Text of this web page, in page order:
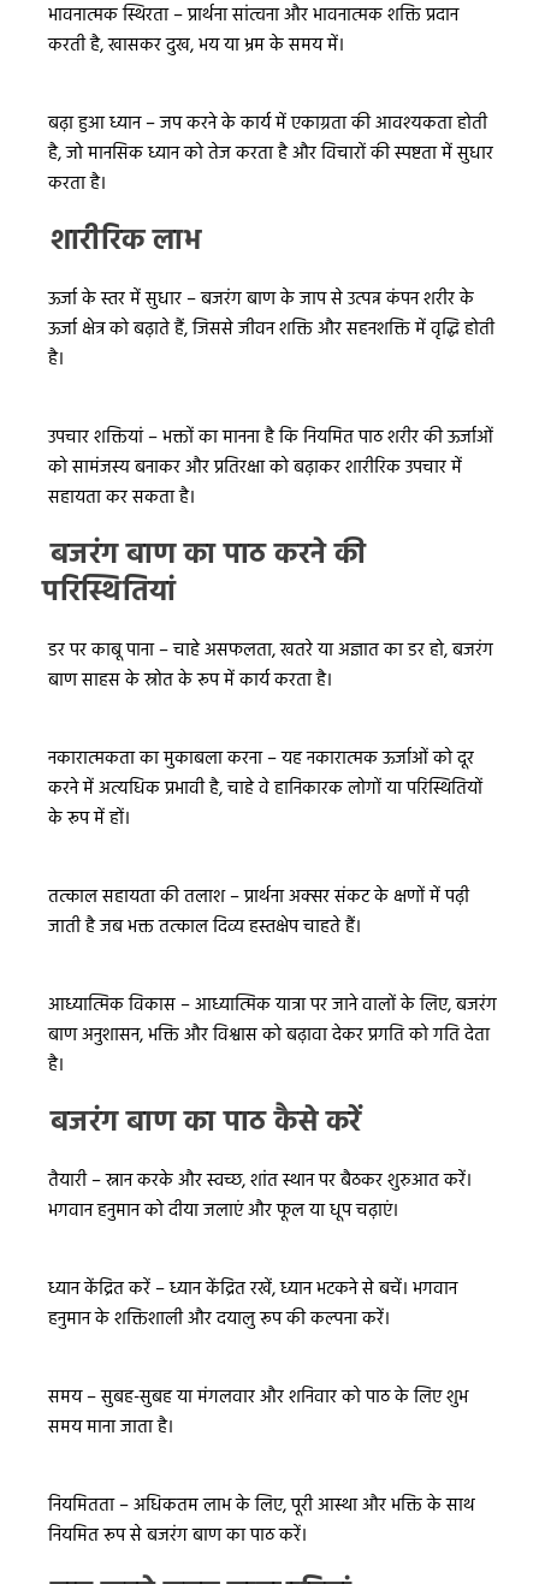
भावनात्मक स्थिरता – प्रार्थना सांत्वना और भावनात्मक शक्ति प्रदान
करती है, खासकर दुख, भय या भ्रम के समय में।
बढ़ा हुआ ध्यान – जप करने के कार्य में एकाग्रता की आवश्यकता होती
है, जो मानसिक ध्यान को तेज करता है और विचारों की स्पष्टता में सुधार
करता है।
शारीरिक लाभ
ऊर्जा के स्तर में सुधार – बजरंग बाण के जाप से उत्पन्न कंपन शरीर के
ऊर्जा क्षेत्र को बढ़ाते हैं, जिससे जीवन शक्ति और सहनशक्ति में वृद्धि होती
है।
उपचार शक्तियां – भक्तों का मानना है कि नियमित पाठ शरीर की ऊर्जाओं
को सामंजस्य बनाकर और प्रतिरक्षा को बढ़ाकर शारीरिक उपचार में
सहायता कर सकता है।
बजरंग बाण का पाठ करने की
परिस्थितियां
डर पर काबू पाना – चाहे असफलता, खतरे या अज्ञात का डर हो, बजरंग
बाण साहस के स्रोत के रूप में कार्य करता है।
नकारात्मकता का मुकाबला करना – यह नकारात्मक ऊर्जाओं को दूर
करने में अत्यधिक प्रभावी है, चाहे वे हानिकारक लोगों या परिस्थितियों
के रूप में हों।
तत्काल सहायता की तलाश – प्रार्थना अक्सर संकट के क्षणों में पढ़ी
जाती है जब भक्त तत्काल दिव्य हस्तक्षेप चाहते हैं।
आध्यात्मिक विकास – आध्यात्मिक यात्रा पर जाने वालों के लिए, बजरंग
बाण अनुशासन, भक्ति और विश्वास को बढ़ावा देकर प्रगति को गति देता
है।
बजरंग बाण का पाठ कैसे करें
तैयारी – स्नान करके और स्वच्छ, शांत स्थान पर बैठकर शुरुआत करें।
भगवान हनुमान को दीया जलाएं और फूल या धूप चढ़ाएं।
ध्यान केंद्रित करें – ध्यान केंद्रित रखें, ध्यान भटकने से बचें। भगवान
हनुमान के शक्तिशाली और दयालु रूप की कल्पना करें।
समय – सुबह-सुबह या मंगलवार और शनिवार को पाठ के लिए शुभ
समय माना जाता है।
नियमितता – अधिकतम लाभ के लिए, पूरी आस्था और भक्ति के साथ
नियमित रूप से बजरंग बाण का पाठ करें।